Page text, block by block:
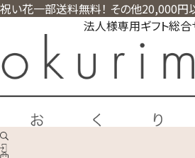
祝い花一部送料無料！ その他20,000円
法人様専用ギフト総合